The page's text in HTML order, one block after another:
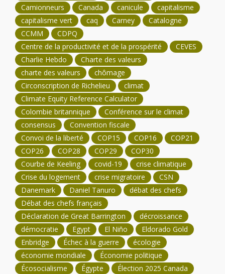
Camionneurs
Canada canicule
capitalisme
capitalisme vert
caq Carney
Catalogne
CCMM
CDPQ
Centre de la productivité et de la prospérité
CEVES
Charlie Hebdo
Charte des valeurs
charte des valeurs
chômage
Circonscription de Richelieu
climat
Climate Equity Reference Calculator
Colombie britannique
Conférence sur le climat
consensus
Convention fiscale
Convoi de la liberté
COP15 COP16
COP21
COP26
COP28 COP29
COP30
Courbe de Keeling
covid-19
crise climatique
Crise du logement
crise migratoire
CSN
Danemark
Daniel Tanuro
débat des chefs
Débat des chefs français
Déclaration de Great Barrington
décroissance
démocratie
Egypt El Niño
Eldorado Gold
Enbridge
Échec à la guerre
écologie
économie mondiale
Économie politique
Écosocialisme
Égypte
Élection 2025 Canada